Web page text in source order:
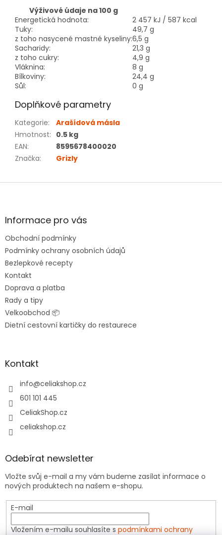
Výživové údaje na 100 g
Energetická hodnota:
2 457 kJ / 587 kcal
Tuky:
49,7 g
z toho nasycené mastné kyseliny:6,5 g
Sacharidy:
21,3 g
z toho cukry:
4,9 g
Vláknina:
8 g
Bílkoviny:
24,4 g
Sůl:
0 g
Doplňkové parametry
Kategorie:
Arašídová másla
Hmotnost: 0.5 kg
EAN:
8595678400020
Značka: Grizly
Z
aInformace pro vás
Obchodní podmínky
Podmínky ochrany osobních údajů
Bezlepkové recepty
Kontakt
Doprava a platba
Rady a tipy
Velkoobchod 📦
Dietní cestovní kartičky do restaurece
Kontakt
info@celiakshop.cz
601 101 445
CeliakShop.cz
celiakshop.cz
Odebírat newsletter
Vložte svůj e-mail a my vám budeme zasílat informace o
nových produktech na našem e-shopu.
E-mail
Vložením e-mailu souhlasíte s podmínkami ochrany